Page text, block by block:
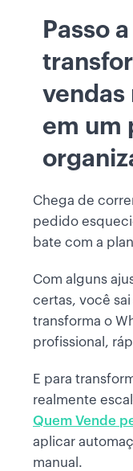
Passo
vendas
em um
Chega de
pedido
bate com a
Com alguns
certas, você
transforma o
profissional,
E para
realmente
Quem Vende
aplicar
manual.